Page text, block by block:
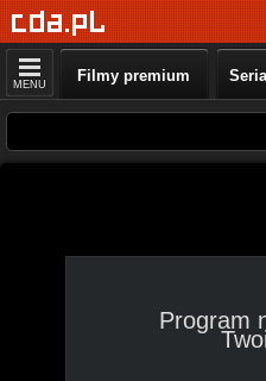
MENU Filmy premium
Program